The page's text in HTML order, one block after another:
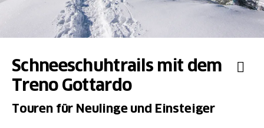
Schneeschuhtrails mit dem
Treno Gottardo
Touren für Neulinge und Einsteiger